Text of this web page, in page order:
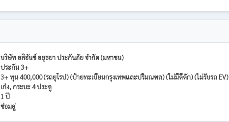
บริษัท อลิอันซ์ อยุธยา ประกันภัย จำกัด (มหาชน)
ประกัน 3+
3+ ทุน 400,000 (รถยุโรป) (ป้ายทะเบียนกรุงเทพและปริมณฑล) (ไม่มีดีดัก) (ไม่รับรถ EV)
เก๋ง, กระบะ 4 ประตู
1 ปี
ซ่อมอู่